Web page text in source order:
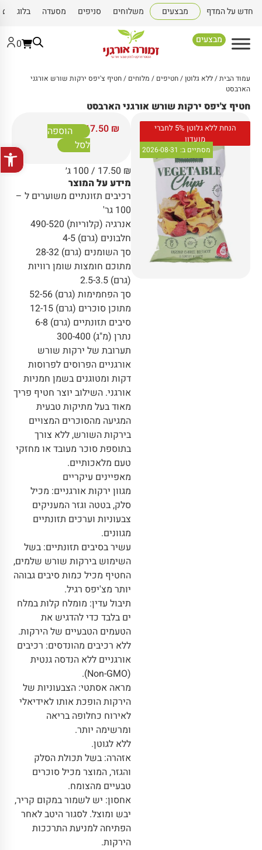
פתח
חדש על המדף מבצעים משלוחים סניפים מסעדה בלוג
מבצעים 0
עמוד הבית/ללא גלוטן/חטיפים / מלוחים / חטיף צ'יפס ירקות שורש אורגני
הארבסט
חטיף צ'יפס ירקות שורש אורגני הארבסט
הנחת ללא גלוטן 5% לחברי
מועדון
מסתיים ב: 2026-08-31
17.50 ₪
הוספה
לסל
17.50 ₪
/ 100 ג׳
מידע על המוצר
רכיבים תזונתיים משוערים ל –
100 גר'
אנרגיה (קלוריות) 490-520
חלבונים (גרם) 4-5
סך השומנים (גרם) 28-32
מתוכם חומצות שומן רוויות
(גרם) 2.5-3.5
סך הפחמימות (גרם) 52-56
מתוכן סוכרים (גרם) 12-15
סיבים תזונתיים (גרם) 6-8
נתרן (מ"ג) 300-400
תערובת של ירקות שורש
אורגניים הפרוסים לפרוסות
דקות ומטוגנים בשמן חמניות
אורגני. השילוב יוצר חטיף פריך
מאוד בעל מתיקות טבעית
המגיעה מהסוכרים המצויים
בירקות השורש, ללא צורך
בתוספת סוכר מעובד או מחזקי
טעם מלאכותיים.
מאפיינים עיקריים
מגוון ירקות אורגניים: מכיל
סלק, בטטה וגזר המעניקים
צבעוניות וערכים תזונתיים
מגוונים.
עשיר בסיבים תזונתיים: בשל
השימוש בירקות שורש שלמים,
החטיף מכיל כמות סיבים גבוהה
יותר מצ'יפס רגיל.
תיבול עדין: מומלח קלות במלח
ים בלבד כדי להדגיש את
הטעמים הטבעיים של הירקות.
ללא רכיבים מהונדסים: רכיבים
אורגניים ללא הנדסה גנטית
(Non-GMO).
מראה אסתטי: הצבעוניות של
הירקות הופכת אותו לאידיאלי
לאירוח כחלופה בריאה
ומרשימה יותר.
ללא לגוטן.
אזהרה: בשל תכולת הסלק
והגזר, המוצר מכיל סוכרים
טבעיים מהצומח.
אחסון: יש לשמור במקום קריר,
יבש ומוצל. לסגור היטב לאחר
הפתיחה למניעת התרככות
הירקות.